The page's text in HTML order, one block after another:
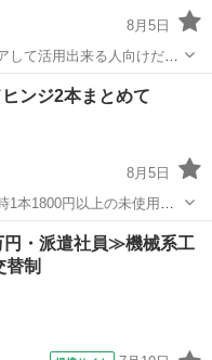
8月5日
て活用出来る人向けだと
。
ンジ2本まとめて
8月5日
本1800円以上の未使用品
電動
・派遣社員≫機械系工
替制